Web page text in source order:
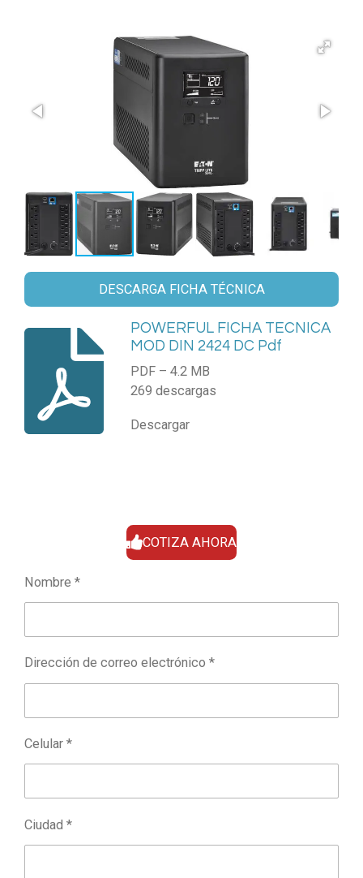
DESCARGA FICHA TÉCNICA
POWERFUL FICHA TECNICA
MOD DIN 2424 DC Pdf
PDF – 4.2 MB
269 descargas
Descargar
COTIZA AHORA
Nombre *
Dirección de correo electrónico *
Celular *
Ciudad *